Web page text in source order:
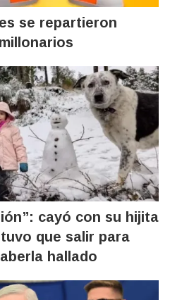
se repartieron
cayó con su hijita
que salir para
hallado